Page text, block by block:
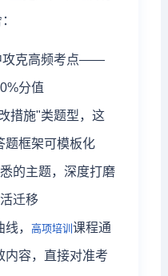
攻克高频考点——
分值
措施"类题型，这
题框架可模板化
的主题，深度打磨
迁移
， 高项培训 课程通
内容，直接对准考